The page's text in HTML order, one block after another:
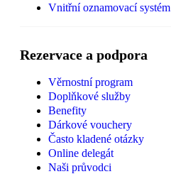
Vnitřní oznamovací systém
Rezervace a podpora
Věrnostní program
Doplňkové služby
Benefity
Dárkové vouchery
Často kladené otázky
Online delegát
Naši průvodci